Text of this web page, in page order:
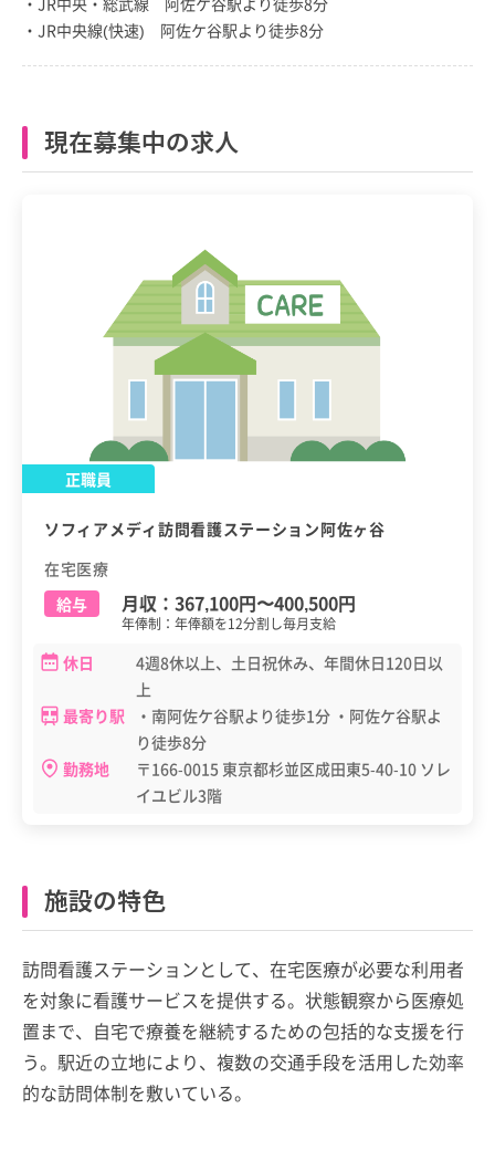
・JR中央線(快速) 阿佐ケ谷駅より徒歩8分
現在募集中の求人
正職員
ソフィアメディ訪問看護ステーション阿佐ヶ谷
在宅医療
給与
月収： 367,100円〜400,500円
年俸制：年俸額を12分割し毎月支給
休日
4週8休以上、土日祝休み、年間休日120日以
上
最寄り駅
・南阿佐ケ谷駅より徒歩1分 ・阿佐ケ谷駅よ
り徒歩8分
勤務地
〒166-0015 東京都杉並区成田東5-40-10 ソレ
イユビル3階
施設の特色
訪問看護ステーションとして、在宅医療が必要な利用者
を対象に看護サービスを提供する。状態観察から医療処
置まで、自宅で療養を継続するための包括的な支援を行
う。駅近の立地により、複数の交通手段を活用した効率
的な訪問体制を敷いている。